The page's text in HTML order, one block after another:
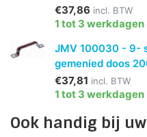
€37,86 incl. BTW
1 tot 3 werkdagen
JMV 100030 - 9-
gemenied doos
€37,81 incl. BTW
1 tot 3 werkdagen
Ook handig bij